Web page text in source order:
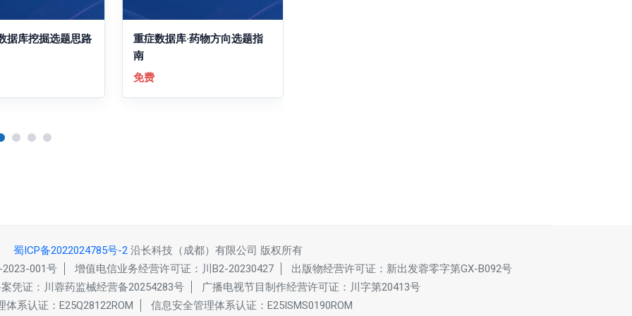
据库挖掘选题思路
重症数据库·药物方向选题指
南
免费
蜀ICP备2022024785号-2 沿长科技（成都）有限公司 版权所有
001号
增值电信业务经营许可证：川B2-20230427
出版物经营许可证：新出发蓉零字第GX-B092号
凭证：川蓉药监械经营备20254283号
广播电视节目制作经营许可证：川字第20413号
体系认证：E25Q28122ROM
信息安全管理体系认证：E25ISMS0190ROM